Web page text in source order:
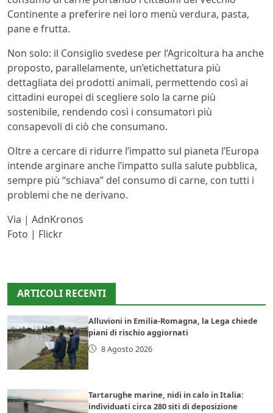
Continente a preferire nei loro menù verdura, pasta,
pane e frutta.
Non solo: il Consiglio svedese per l’Agricoltura ha anche
proposto, parallelamente, un’etichettatura più
dettagliata dei prodotti animali, permettendo così ai
cittadini europei di scegliere solo la carne più
sostenibile, rendendo così i consumatori più
consapevoli di ciò che consumano.
Oltre a cercare di ridurre l’impatto sul pianeta l’Europa
intende arginare anche l’impatto sulla salute pubblica,
sempre più “schiava” del consumo di carne, con tutti i
problemi che ne derivano.
Via | AdnKronos
Foto | Flickr
ARTICOLI RECENTI
Alluvioni in Emilia-Romagna, la Lega chiede
piani di rischio aggiornati
8 Agosto 2026
Tartarughe marine, nidi in calo in Italia:
individuati circa 280 siti di deposizione